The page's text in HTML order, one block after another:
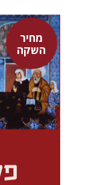
מחיר
השקה
אדם טלר
דורון מגן